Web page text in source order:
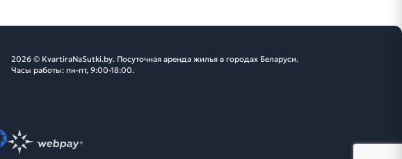
2026 © KvartiraNaSutki.by. Посуточная аренда жилья в городах Беларуси.
Часы работы: пн-пт, 9:00-18:00.